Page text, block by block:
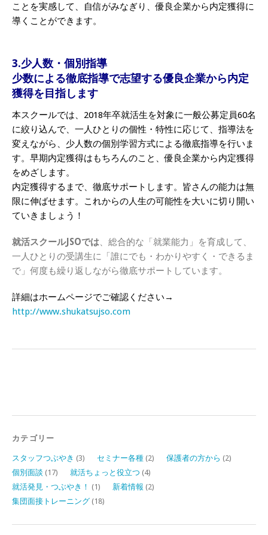
ことを実感して、自信がみなぎり、優良企業から内定獲得に
導くことができます。
3.少人数・個別指導
少数による徹底指導で志望する優良企業から内定
獲得を目指します
本スクールでは、2018年卒就活生を対象に一般公募定員60名
に絞り込んで、一人ひとりの個性・特性に応じて、指導法を
変えながら、少人数の個別学習方式による徹底指導を行いま
す。早期内定獲得はもちろんのこと、優良企業から内定獲得
をめざします。
内定獲得するまで、徹底サポートします。皆さんの能力は無
限に伸ばせます。これからの人生の可能性を大いに切り開い
ていきましょう！
就活スクールJSOでは 、総合的な「就業能力」を育成して、
一人ひとりの受講生に「誰にでも・わかりやすく・できるま
で」何度も繰り返しながら徹底サポートしています。
詳細はホームページでご確認ください→
http://www.shukatsujso.com
カテゴリー
スタッフつぶやき (3) セミナー各種 (2) 保護者の方から (2)
個別面談 (17) 就活ちょっと役立つ (4)
就活発見・つぶやき！ (1) 新着情報 (2)
集団面接トレーニング (18)